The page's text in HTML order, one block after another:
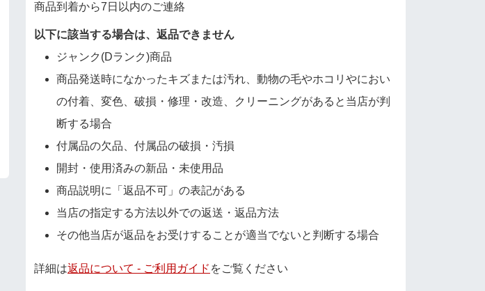
商品到着から7日以内のご連絡
以下に該当する場合は、返品できません
ジャンク(Dランク)商品
商品発送時になかったキズまたは汚れ、動物の毛やホコリやにおい
の付着、変色、破損・修理・改造、クリーニングがあると当店が判
断する場合
付属品の欠品、付属品の破損・汚損
開封・使用済みの新品・未使用品
商品説明に「返品不可」の表記がある
当店の指定する方法以外での返送・返品方法
その他当店が返品をお受けすることが適当でないと判断する場合
詳細は返品について - ご利用ガイド をご覧ください